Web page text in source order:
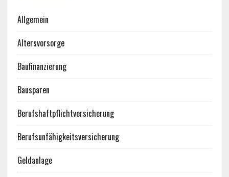
Allgemein
Altersvorsorge
Baufinanzierung
Bausparen
Berufshaftpflichtversicherung
Berufsunfähigkeitsversicherung
Geldanlage